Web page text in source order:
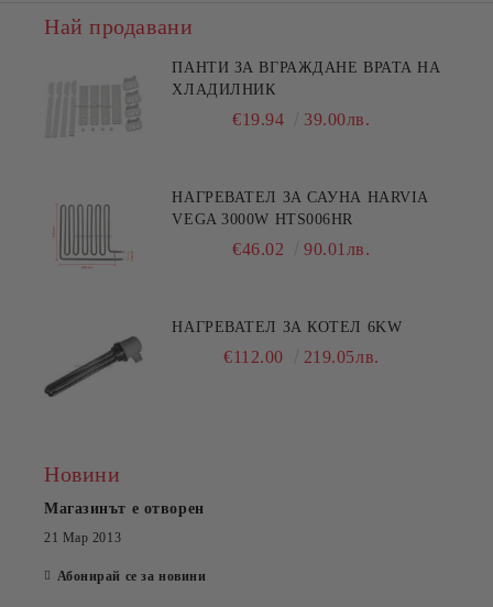
Най продавани
ПАНТИ ЗА ВГРАЖДАНЕ ВРАТА НА
ХЛАДИЛНИК
€19.94 39.00лв.
НАГРЕВАТЕЛ ЗА САУНА HARVIA
VEGA 3000W HTS006HR
€46.02 90.01лв.
НАГРЕВАТЕЛ ЗА КОТЕЛ 6KW
€112.00 219.05лв.
Новини
Магазинът е отворен
21 Мар 2013
Абонирай се за новини